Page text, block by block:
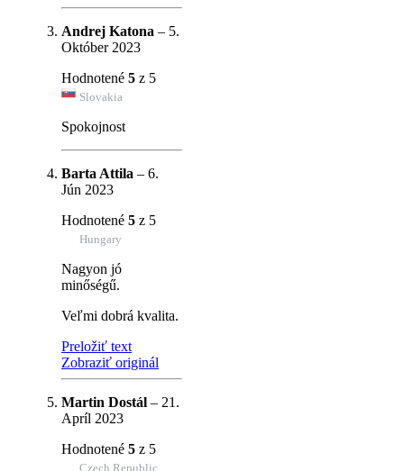
Andrej Katona – 5.
Október 2023
Hodnotené 5 z 5
Slovakia
Spokojnost
Barta Attila – 6.
Jún 2023
Hodnotené 5 z 5
Hungary
Nagyon jó
minőségű.
Veľmi dobrá kvalita.
Preložiť text
Zobraziť originál
Martin Dostál – 21.
Apríl 2023
Hodnotené 5 z 5
Czech Republic